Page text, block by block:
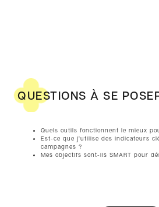
QUESTIONS À SE
Quels outils fonctionnent le mieux
Est-ce que j’utilise des indicateurs
campagnes ?
Mes objectifs sont-ils SMART pour